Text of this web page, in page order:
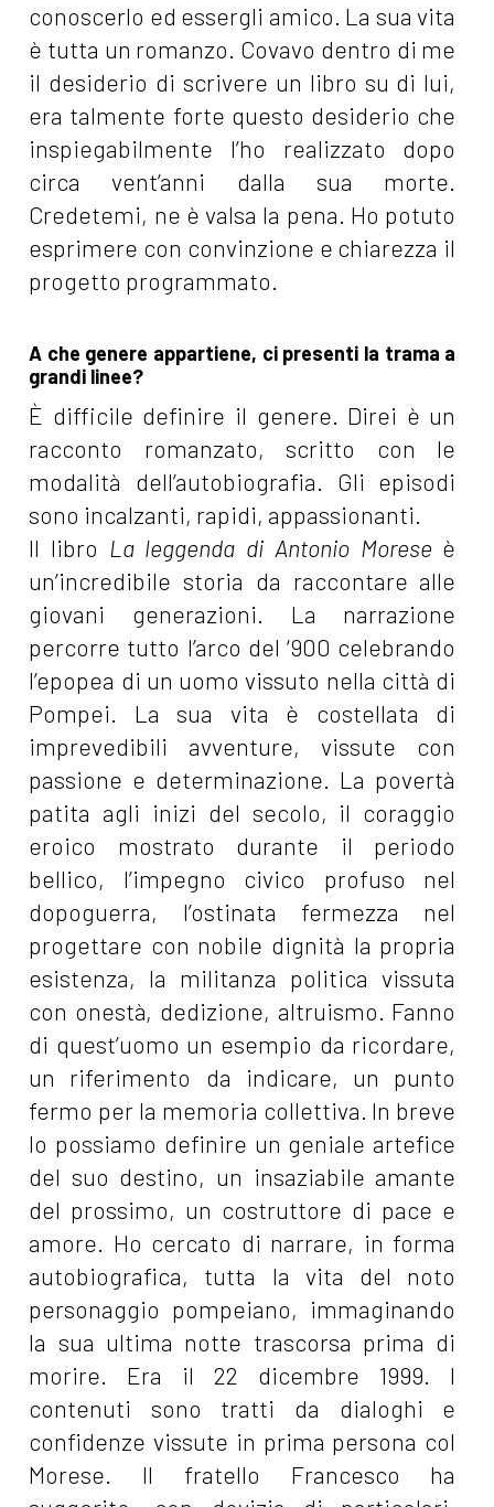
conoscerlo ed essergli amico. La sua vita
è tutta un romanzo. Covavo dentro di me
il desiderio di scrivere un libro su di lui,
era talmente forte questo desiderio che
inspiegabilmente l’ho realizzato dopo
circa vent’anni dalla sua morte.
Credetemi, ne è valsa la pena. Ho potuto
esprimere con convinzione e chiarezza il
progetto programmato.
A che genere appartiene, ci presenti la trama a
grandi linee?
È difficile definire il genere. Direi è un
racconto romanzato, scritto con le
modalità dell’autobiografia. Gli episodi
sono incalzanti, rapidi, appassionanti.
Il libro La leggenda di Antonio Morese è
un’incredibile storia da raccontare alle
giovani generazioni. La narrazione
percorre tutto l’arco del ‘900 celebrando
l’epopea di un uomo vissuto nella città di
Pompei. La sua vita è costellata di
imprevedibili avventure, vissute con
passione e determinazione. La povertà
patita agli inizi del secolo, il coraggio
eroico mostrato durante il periodo
bellico, l’impegno civico profuso nel
dopoguerra, l’ostinata fermezza nel
progettare con nobile dignità la propria
esistenza, la militanza politica vissuta
con onestà, dedizione, altruismo. Fanno
di quest’uomo un esempio da ricordare,
un riferimento da indicare, un punto
fermo per la memoria collettiva. In breve
lo possiamo definire un geniale artefice
del suo destino, un insaziabile amante
del prossimo, un costruttore di pace e
amore. Ho cercato di narrare, in forma
autobiografica, tutta la vita del noto
personaggio pompeiano, immaginando
la sua ultima notte trascorsa prima di
morire. Era il 22 dicembre 1999. I
contenuti sono tratti da dialoghi e
confidenze vissute in prima persona col
Morese. Il fratello Francesco ha